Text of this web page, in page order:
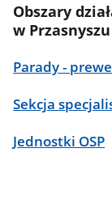
Obszary
w Przasnyszu
Parady -
Sekcja
Jednostki OSP